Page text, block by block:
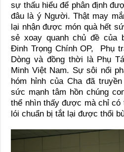
sự thấu hiểu để phân định
đâu là ý Người. Thật may
lại nhận được món quà hết
sẻ xoay quanh chủ đề của
Đinh Trọng Chính OP, Phụ
Dòng và đồng thời là Phụ
Minh Việt Nam. Sự sôi nổi
hóm hỉnh của Cha đã
sức mạnh tâm hồn chúng
thể nhìn thấy được mà chỉ có
lói chuẩn bị tắt lại được thổi